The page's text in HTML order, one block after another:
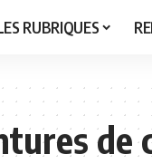
RUBRIQUES
de